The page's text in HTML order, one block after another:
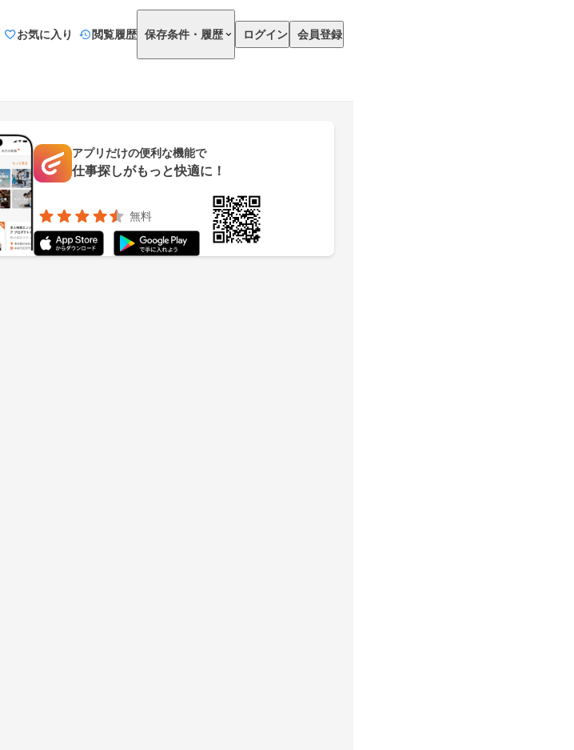
お気に入り 閲覧履歴 保存条件・履歴 ログイン 会員登録
アプリだけの便利な機能で
仕事探しがもっと快適に！
無料